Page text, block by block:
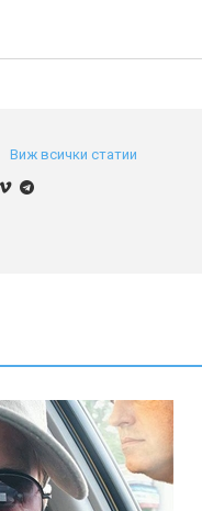
Виж всички статии